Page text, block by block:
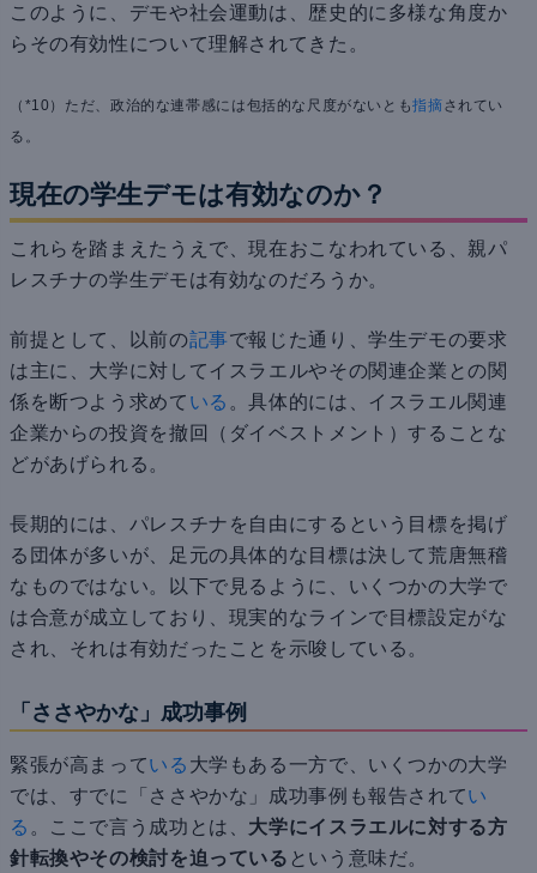
このように、デモや社会運動は、歴史的に多様な角度か
らその有効性について理解されてきた。
（*10）ただ、政治的な連帯感には包括的な尺度がないとも指摘されてい
る。
現在の学生デモは有効なのか？
これらを踏まえたうえで、現在おこなわれている、親パ
レスチナの学生デモは有効なのだろうか。
前提として、以前の記事で報じた通り、学生デモの要求
は主に、大学に対してイスラエルやその関連企業との関
係を断つよう求めて いる 。具体的には、イスラエル関連
企業からの投資を撤回（ダイベストメント）することな
どがあげられる。
長期的には、パレスチナを自由にするという目標を掲げ
る団体が多いが、足元の具体的な目標は決して荒唐無稽
なものではない。以下で見るように、いくつかの大学で
は合意が成立しており、現実的なラインで目標設定がな
され、それは有効だったことを示唆している。
「ささやかな」成功事例
緊張が高まっている 大学もある一方で、いくつかの大学
では、すでに「ささやかな」成功事例も報告されてい
る 。ここで言う成功とは、 大学にイスラエルに対する方
針転換やその検討を迫っている という意味だ。